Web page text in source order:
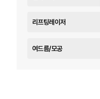
리프팅레이저
여드름/모공